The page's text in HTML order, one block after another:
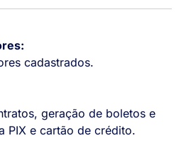
cadastrados.
geração de boletos e
PIX e cartão de crédito.